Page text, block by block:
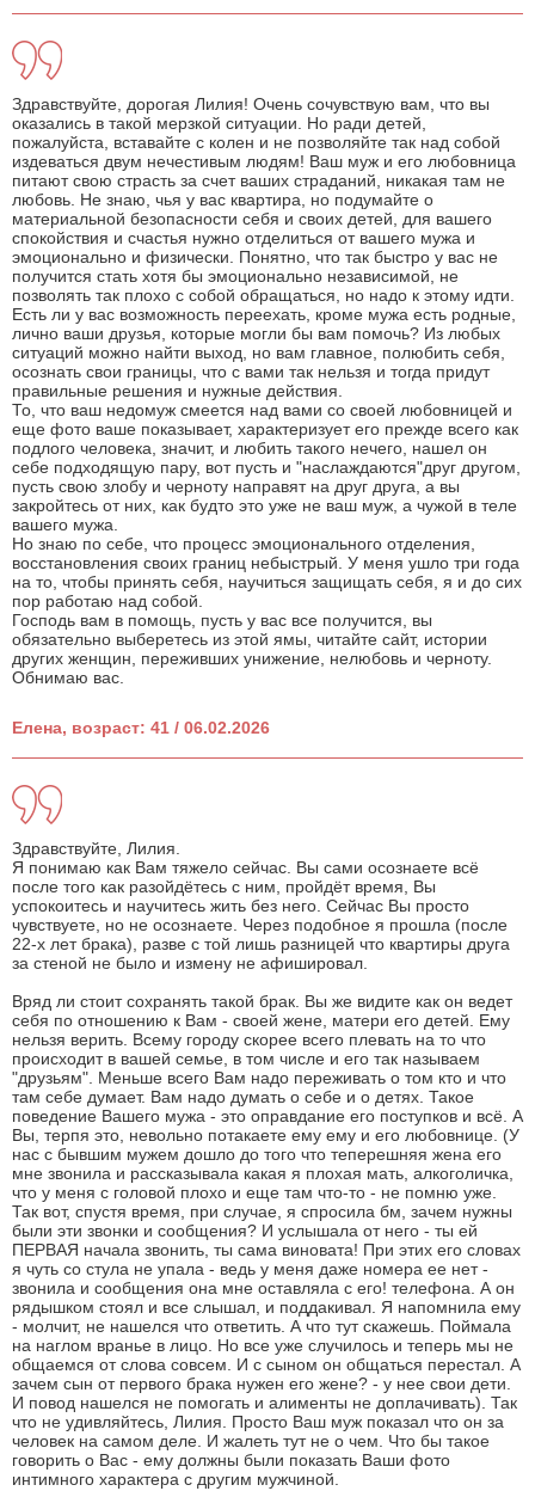
Здравствуйте, дорогая Лилия! Очень сочувствую вам, что вы
оказались в такой мерзкой ситуации. Но ради детей,
пожалуйста, вставайте с колен и не позволяйте так над собой
издеваться двум нечестивым людям! Ваш муж и его любовница
питают свою страсть за счет ваших страданий, никакая там не
любовь. Не знаю, чья у вас квартира, но подумайте о
материальной безопасности себя и своих детей, для вашего
спокойствия и счастья нужно отделиться от вашего мужа и
эмоционально и физически. Понятно, что так быстро у вас не
получится стать хотя бы эмоционально независимой, не
позволять так плохо с собой обращаться, но надо к этому идти.
Есть ли у вас возможность переехать, кроме мужа есть родные,
лично ваши друзья, которые могли бы вам помочь? Из любых
ситуаций можно найти выход, но вам главное, полюбить себя,
осознать свои границы, что с вами так нельзя и тогда придут
правильные решения и нужные действия.
То, что ваш недомуж смеется над вами со своей любовницей и
еще фото ваше показывает, характеризует его прежде всего как
подлого человека, значит, и любить такого нечего, нашел он
себе подходящую пару, вот пусть и "наслаждаются"друг другом,
пусть свою злобу и черноту направят на друг друга, а вы
закройтесь от них, как будто это уже не ваш муж, а чужой в теле
вашего мужа.
Но знаю по себе, что процесс эмоционального отделения,
восстановления своих границ небыстрый. У меня ушло три года
на то, чтобы принять себя, научиться защищать себя, я и до сих
пор работаю над собой.
Господь вам в помощь, пусть у вас все получится, вы
обязательно выберетесь из этой ямы, читайте сайт, истории
других женщин, переживших унижение, нелюбовь и черноту.
Обнимаю вас.
Елена, возраст: 41 / 06.02.2026
Здравствуйте, Лилия.
Я понимаю как Вам тяжело сейчас. Вы сами осознаете всё
после того как разойдётесь с ним, пройдёт время, Вы
успокоитесь и научитесь жить без него. Сейчас Вы просто
чувствуете, но не осознаете. Через подобное я прошла (после
22-х лет брака), разве с той лишь разницей что квартиры друга
за стеной не было и измену не афишировал.
Вряд ли стоит сохранять такой брак. Вы же видите как он ведет
себя по отношению к Вам - своей жене, матери его детей. Ему
нельзя верить. Всему городу скорее всего плевать на то что
происходит в вашей семье, в том числе и его так называем
"друзьям". Меньше всего Вам надо переживать о том кто и что
там себе думает. Вам надо думать о себе и о детях. Такое
поведение Вашего мужа - это оправдание его поступков и всё. А
Вы, терпя это, невольно потакаете ему ему и его любовнице. (У
нас с бывшим мужем дошло до того что теперешняя жена его
мне звонила и рассказывала какая я плохая мать, алкоголичка,
что у меня с головой плохо и еще там что-то - не помню уже.
Так вот, спустя время, при случае, я спросила бм, зачем нужны
были эти звонки и сообщения? И услышала от него - ты ей
ПЕРВАЯ начала звонить, ты сама виновата! При этих его словах
я чуть со стула не упала - ведь у меня даже номера ее нет -
звонила и сообщения она мне оставляла с его! телефона. А он
рядышком стоял и все слышал, и поддакивал. Я напомнила ему
- молчит, не нашелся что ответить. А что тут скажешь. Поймала
на наглом вранье в лицо. Но все уже случилось и теперь мы не
общаемся от слова совсем. И с сыном он общаться перестал. А
зачем сын от первого брака нужен его жене? - у нее свои дети.
И повод нашелся не помогать и алименты не доплачивать). Так
что не удивляйтесь, Лилия. Просто Ваш муж показал что он за
человек на самом деле. И жалеть тут не о чем. Что бы такое
говорить о Вас - ему должны были показать Ваши фото
интимного характера с другим мужчиной.